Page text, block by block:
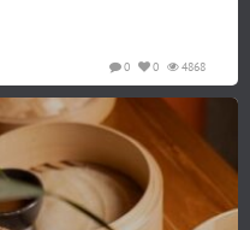
4868
0
0